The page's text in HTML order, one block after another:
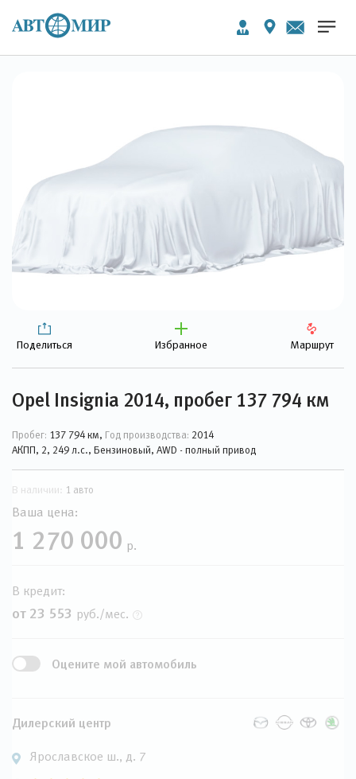
Поделиться Избранное Маршрут
Opel Insignia 2014, пробег 137 794 км
Пробег: 137 794 км, Год производства: 2014
АКПП, 2, 249 л.с., Бензиновый, AWD - полный привод
В наличии: 1 авто
Ваша цена:
1 270 000 р.
В кредит:
от 23 553 руб./мес.
Оцените мой автомобиль
Дилерский центр
Ярославское ш., д. 7